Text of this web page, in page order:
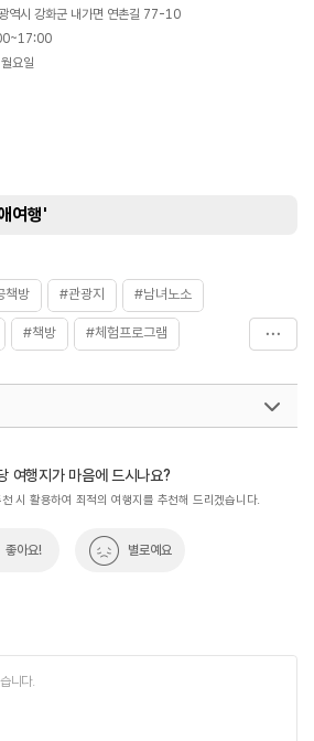
역시 강화군 내가면 연촌길 77-10
요일
여행'
책방 #관광지 #남녀노소
#책방 #체험프로그램
여행지가 마음에 드시나요?
시 활용하여 최적의 여행지를 추천해 드리겠습니다.
좋아요! 별로예요